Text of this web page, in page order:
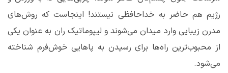
رژیم هم حاضر به خداحافظی نیستند! اینجاست که روش‌های
مدرن زیبایی وارد میدان می‌شوند و لیپوماتیک ران به عنوان یکی
از محبوب‌ترین راه‌ها برای رسیدن به پاهایی خوش‌فرم شناخته
می‌شود.